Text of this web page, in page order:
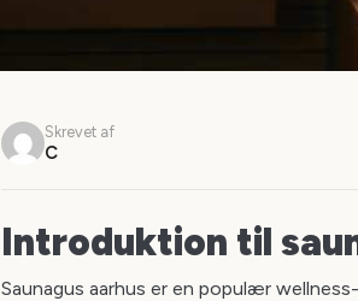
Skrevet af
C
Introduktion til
Saunagus aarhus er en populær